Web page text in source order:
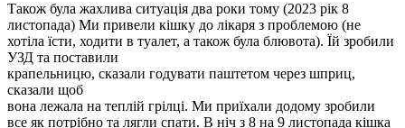
Також була жахлива ситуація два роки тому (2023 рік 8
листопада) Ми привели кішку до лікаря з проблемою (не
хотіла їсти, ходити в туалет, а також була блювота). Їй зробили
УЗД та поставили
крапельницю, сказали годувати паштетом через шприц,
сказали щоб
вона лежала на теплій грілці. Ми приїхали додому зробили
все як потрібно та лягли спати. В ніч з 8 на 9 листопада кішка